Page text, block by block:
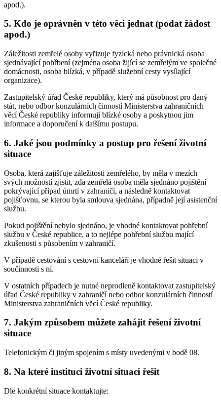
apod.).
5. Kdo je oprávněn v této věci jednat (podat žádost
apod.)
Záležitosti zemřelé osoby vyřizuje fyzická nebo právnická osoba
sjednávající pohřbení (zejména osoba žijící se zemřelým ve společné
domácnosti, osoba blízká, v případě služební cesty vysílající
organizace).
Zastupitelský úřad České republiky, který má působnost pro daný
stát, nebo odbor konzulárních činností Ministerstva zahraničních
věcí České republiky informují blízké osoby a poskytnou jim
informace a doporučení k dalšímu postupu.
6. Jaké jsou podmínky a postup pro řešení životní
situace
Osoba, která zajišťuje záležitosti zemřelého, by měla v mezích
svých možností zjistit, zda zemřelá osoba měla sjednáno pojištění
pokrývající případ úmrtí v zahraničí, a následně kontaktovat
pojišťovnu, se kterou byla smlouva sjednána, případně její asistenční
službu.
Pokud pojištění nebylo sjednáno, je vhodné kontaktovat pohřební
službu v České republice, a to nejlépe pohřební službu mající
zkušenosti s působením v zahraničí.
V případě cestování s cestovní kanceláří je vhodné řešit situaci v
součinnosti s ní.
V ostatních případech je nutné neprodleně kontaktovat zastupitelský
úřad České republiky v zahraničí nebo odbor konzulárních činností
Ministerstva zahraničních věcí České republiky.
7. Jakým způsobem můžete zahájit řešení životní
situace
Telefonickým či jiným spojením s místy uvedenými v bodě 08.
8. Na které instituci životní situaci řešit
Dle konkrétní situace kontaktujte: